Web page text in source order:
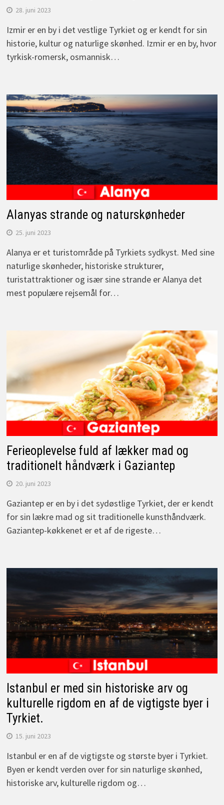
28. juni 2023
Izmir er en by i det vestlige Tyrkiet og er kendt for sin
historie, kultur og naturlige skønhed. Izmir er en by, hvor
tyrkisk-romersk, osmannisk…
Alanyas strande og naturskønheder
25. juni 2023
Alanya er et turistområde på Tyrkiets sydkyst. Med sine
naturlige skønheder, historiske strukturer,
turistattraktioner og især sine strande er Alanya det
mest populære rejsemål for…
Ferieoplevelse fuld af lækker mad og
traditionelt håndværk i Gaziantep
20. juni 2023
Gaziantep er en by i det sydøstlige Tyrkiet, der er kendt
for sin lækre mad og sit traditionelle kunsthåndværk.
Gaziantep-køkkenet er et af de rigeste…
Istanbul er med sin historiske arv og
kulturelle rigdom en af de vigtigste byer i
Tyrkiet.
15. juni 2023
Istanbul er en af de vigtigste og største byer i Tyrkiet.
Byen er kendt verden over for sin naturlige skønhed,
historiske arv, kulturelle rigdom og…